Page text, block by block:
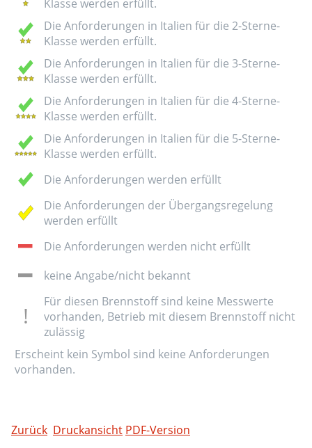
Klasse werden erfüllt.
Die Anforderungen in Italien für die 2-Sterne-
Klasse werden erfüllt.
Die Anforderungen in Italien für die 3-Sterne-
Klasse werden erfüllt.
Die Anforderungen in Italien für die 4-Sterne-
Klasse werden erfüllt.
Die Anforderungen in Italien für die 5-Sterne-
Klasse werden erfüllt.
Die Anforderungen werden erfüllt
Die Anforderungen der Übergangsregelung
werden erfüllt
Die Anforderungen werden nicht erfüllt
keine Angabe/nicht bekannt
Für diesen Brennstoff sind keine Messwerte
vorhanden, Betrieb mit diesem Brennstoff nicht
zulässig
Erscheint kein Symbol sind keine Anforderungen
vorhanden.
Zurück Druckansicht PDF-Version